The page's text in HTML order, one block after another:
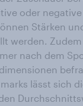
oder
Stärken
werden.
nach dem
lässt sich